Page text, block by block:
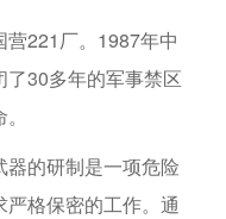
221厂。1987年中
30多年的军事禁区
的研制是一项危险
格保密的工作。通